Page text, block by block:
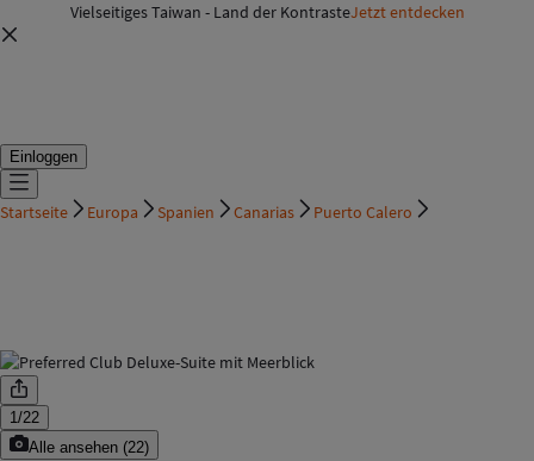
Vielseitiges Taiwan - Land der KontrasteJetzt entdecken
Einloggen
Startseite Europa Spanien Canarias Puerto Calero
1/22
Alle ansehen (22)